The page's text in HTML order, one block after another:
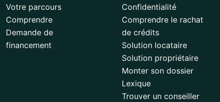
Votre parcours
Comprendre
Demande de
financement
Confidentialité
Comprendre le rachat
de crédits
Solution locataire
Solution propriétaire
Monter son dossier
Lexique
Trouver un conseiller